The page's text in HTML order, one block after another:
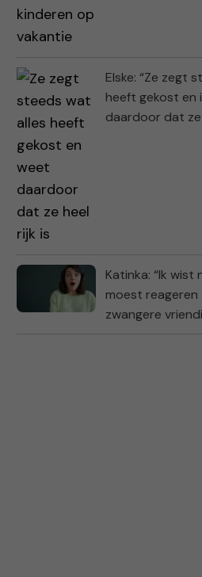
Elske: “Ze zegt
heeft gekost en
daardoor dat ze
Katinka: “Ik wist
moest reageren
zwangere